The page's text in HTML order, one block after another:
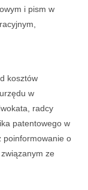
i pism w
kosztów
w
radcy
patentowego w
poinformowanie o
ze